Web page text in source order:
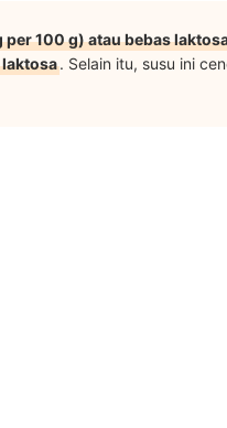
per 100 g) atau bebas
. Selain itu, susu ini